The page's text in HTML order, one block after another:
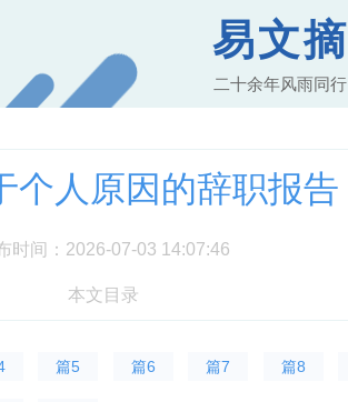
易文摘
二十余年风雨同行
个人原因的辞职报告
时间：2026-07-03 14:07:46
本文目录
篇5 篇6 篇7 篇8